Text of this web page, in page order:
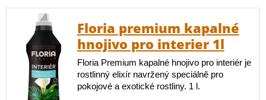
Floria premium kapalné
hnojivo pro interier 1l
Floria Premium kapalné hnojivo pro interiér je
rostlinný elixír navržený speciálně pro
pokojové a exotické rostliny. 1 l.